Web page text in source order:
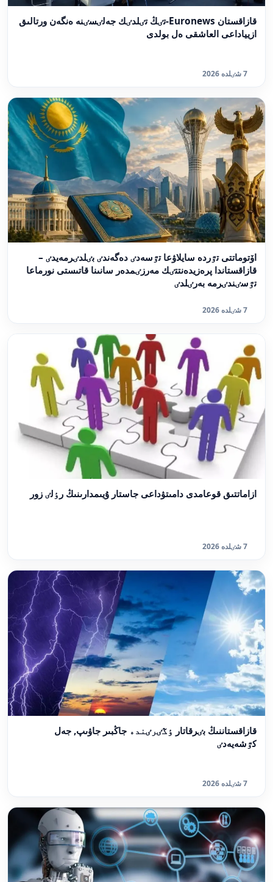
قازاقستان Euronews-تٸڭ تٸلدٸك جەلٸسٸنە ەنگەن ورتالىق
ازيياداعى العاشقى ەل بولدى
7 شٸلدە 2026
اۆتوماتتى تٷردە سايلاۋعا تٷسەدٸ دەگەندٸ بٸلدٸرمەيدٸ –
قازاقستاندا پرەزيدەنتتٸك مەرزٸمدەر سانىنا قاتىستى نورماعا
تٷسٸندٸرمە بەرٸلدٸ
7 شٸلدە 2026
ازاماتتىق قوعامدى دامىتۋداعى جاستار ۇيىمدارىنىڭ رٶلٸ زور
7 شٸلدە 2026
قازاقستاننىڭ بٸرقاتار ٶڭٸرٸندە جاڭبىر جاۋىپ, جەل
كٷشەيەدٸ
7 شٸلدە 2026